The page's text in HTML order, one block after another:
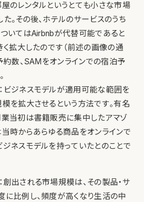
のレンタルというとても小さな市場
。その後、ホテルのサービスのうち
ついてはAirbnbが代替可能であると
く拡大したのです（前述の画像の通
約数、SAMをオンラインでの宿泊予
ビジネスモデルが適用可能な範囲を
を拡大させるという方法です。有名
業当初は書籍販売に集中したアマゾ
当時からあらゆる商品をオンラインで
ネスモデルを持っていたとのことで
出される市場規模は、その製品・サ
に比例し、頻度が高くなり生活の中